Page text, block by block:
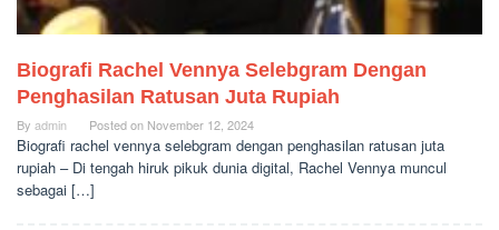
Biografi Rachel Vennya Selebgram Dengan
Penghasilan Ratusan Juta Rupiah
By admin Posted on November 12, 2024
Biografi rachel vennya selebgram dengan penghasilan ratusan juta
rupiah – Di tengah hiruk pikuk dunia digital, Rachel Vennya muncul
sebagai […]